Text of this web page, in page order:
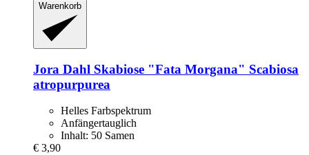
Warenkorb
Jora Dahl Skabiose "Fata Morgana" Scabiosa
atropurpurea
Helles Farbspektrum
Anfängertauglich
Inhalt: 50 Samen
€ 3,90